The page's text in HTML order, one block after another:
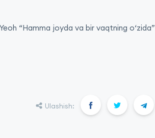
“Hamma joyda va bir vaqtning o‘zida”
Ulashish: